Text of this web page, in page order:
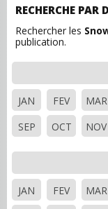
RECHERCHE PAR
Rechercher les
publication.
JAN FEV MAR
SEP
OCT NOV
JAN FEV MAR